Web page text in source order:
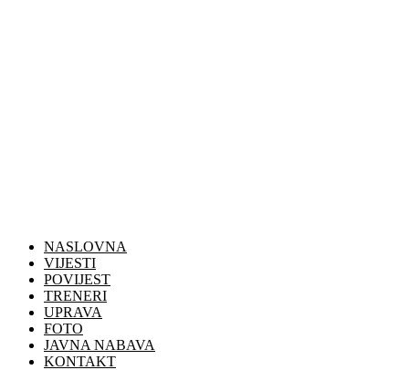
NASLOVNA
VIJESTI
POVIJEST
TRENERI
UPRAVA
FOTO
JAVNA NABAVA
KONTAKT